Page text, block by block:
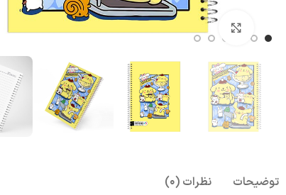
بزرگنمایی تصویر
توضیحات نظرات (0)